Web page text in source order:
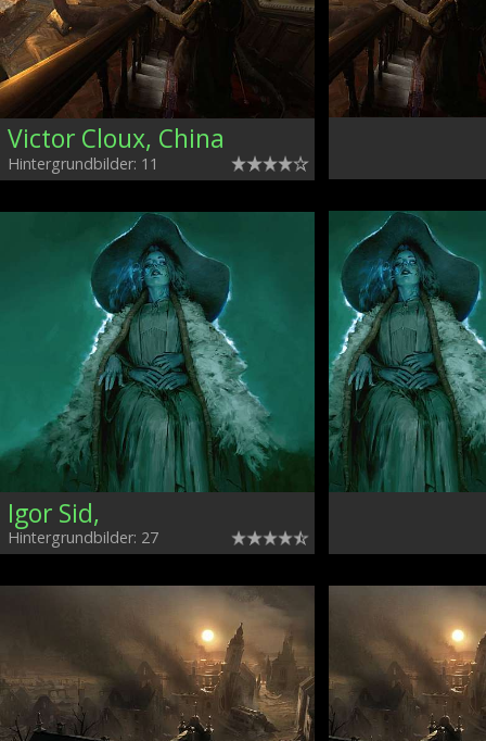
Victor Cloux, China
Hintergrundbilder: 11
Igor Sid,
Hintergrundbilder: 27